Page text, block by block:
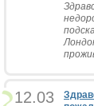
12.03